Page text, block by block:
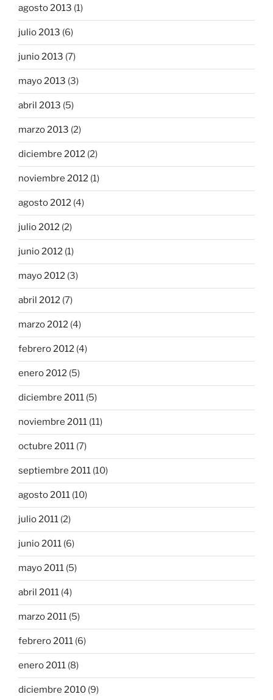
agosto 2013 (1)
julio 2013 (6)
junio 2013 (7)
mayo 2013 (3)
abril 2013 (5)
marzo 2013 (2)
diciembre 2012 (2)
noviembre 2012 (1)
agosto 2012 (4)
julio 2012 (2)
junio 2012 (1)
mayo 2012 (3)
abril 2012 (7)
marzo 2012 (4)
febrero 2012 (4)
enero 2012 (5)
diciembre 2011 (5)
noviembre 2011 (11)
octubre 2011 (7)
septiembre 2011 (10)
agosto 2011 (10)
julio 2011 (2)
junio 2011 (6)
mayo 2011 (5)
abril 2011 (4)
marzo 2011 (5)
febrero 2011 (6)
enero 2011 (8)
diciembre 2010 (9)